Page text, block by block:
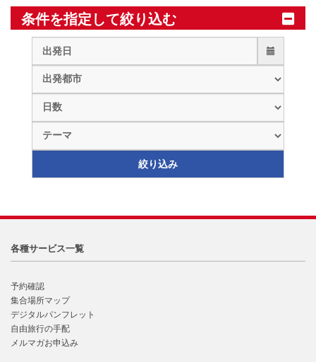
条件を指定して絞り込む
各種サービス一覧
予約確認
集合場所マップ
デジタルパンフレット
自由旅行の手配
メルマガお申込み